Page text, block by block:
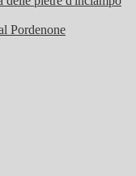
Pordenone